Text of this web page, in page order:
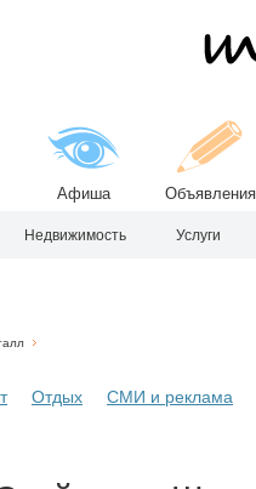
Афиша Объявления
Недвижимость Услуги
Отдых СМИ и реклама